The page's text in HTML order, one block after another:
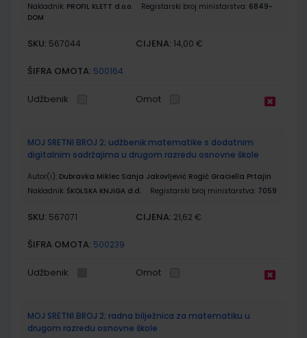
Nakladnik: PROFIL KLETT d.o.o. Registarski broj ministarstva: 6849-
DOM
SKU: 567044 CIJENA: 14,00 €
ŠIFRA OMOTA: 500164
Udžbenik Omot
MOJ SRETNI BROJ 2; udžbenik matematike s dodatnim
digitalnim sadržajima u drugom razredu osnovne škole
Autor(i): Dubravka Miklec Sanja Jakovljević Rogić Graciella Prtajin
Nakladnik: ŠKOLSKA KNJIGA d.d. Registarski broj ministarstva: 7059
SKU: 567071 CIJENA: 21,62 €
ŠIFRA OMOTA: 500239
Udžbenik Omot
MOJ SRETNI BROJ 2; radna bilježnica za matematiku u
drugom razredu osnovne škole